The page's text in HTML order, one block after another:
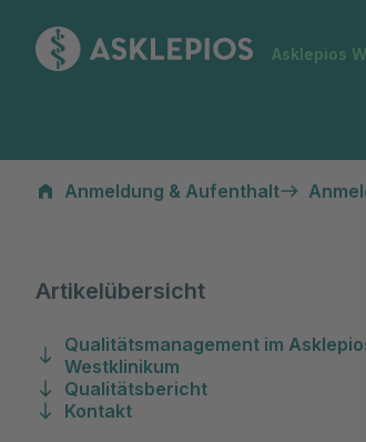
Asklepios
Anmeldung & Aufenthalt
Artikelübersicht
Qualitätsmanagement im
Westklinikum
Qualitätsbericht
Kontakt